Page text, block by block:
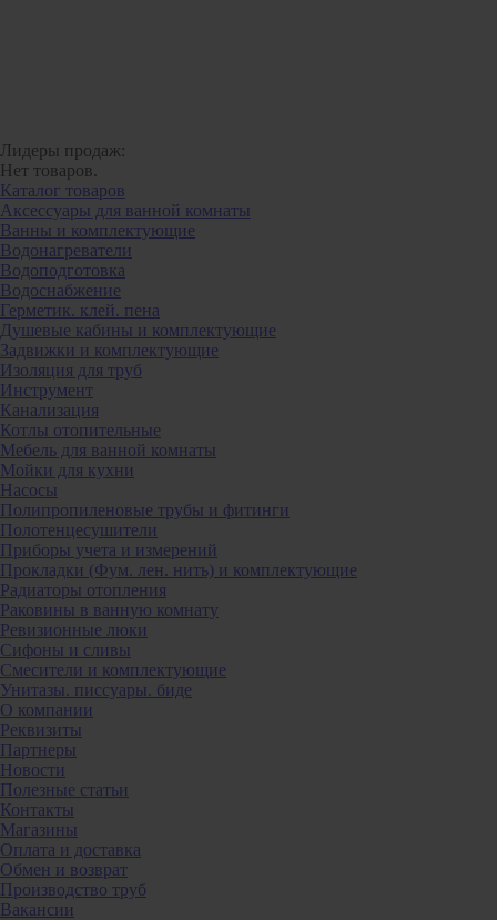
Лидеры продаж:
Нет товаров.
Каталог товаров
Аксессуары для ванной комнаты
Ванны и комплектующие
Водонагреватели
Водоподготовка
Водоснабжение
Герметик. клей. пена
Душевые кабины и комплектующие
Задвижки и комплектующие
Изоляция для труб
Инструмент
Канализация
Котлы отопительные
Мебель для ванной комнаты
Мойки для кухни
Насосы
Полипропиленовые трубы и фитинги
Полотенцесушители
Приборы учета и измерений
Прокладки (Фум. лен. нить) и комплектующие
Радиаторы отопления
Раковины в ванную комнату
Ревизионные люки
Сифоны и сливы
Смесители и комплектующие
Унитазы. писсуары. биде
О компании
Реквизиты
Партнеры
Новости
Полезные статьи
Контакты
Магазины
Оплата и доставка
Обмен и возврат
Производство труб
Вакансии